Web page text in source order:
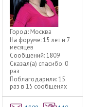
Город: Москва
На форуме:15 лет и 7
месяцев
Сообщений:1809
Сказал(а) спасибо: 0
раз
Поблагодарили:15
раз в 15 сообщенях